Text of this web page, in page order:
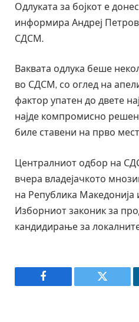
Одлуката за бојкот е
информира Андреј
СДСМ.
Ваквата одлука беше
во СДСМ, со оглед на
фактор упатен до двете
најде компромисно
биле ставени на прво
Централниот одбор на
вчера владејачкото
на Република Македонија
Изборниот законик за
кандидирање за
Facebook Twitter